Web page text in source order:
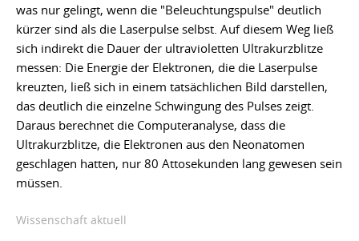
was nur gelingt, wenn die "Beleuchtungspulse" deutlich
kürzer sind als die Laserpulse selbst. Auf diesem Weg ließ
sich indirekt die Dauer der ultravioletten Ultrakurzblitze
messen: Die Energie der Elektronen, die die Laserpulse
kreuzten, ließ sich in einem tatsächlichen Bild darstellen,
das deutlich die einzelne Schwingung des Pulses zeigt.
Daraus berechnet die Computeranalyse, dass die
Ultrakurzblitze, die Elektronen aus den Neonatomen
geschlagen hatten, nur 80 Attosekunden lang gewesen sein
müssen.
Wissenschaft aktuell